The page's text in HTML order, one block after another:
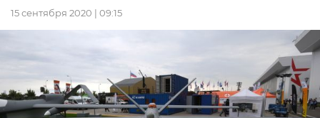
15 сентября 2020 | 09:15